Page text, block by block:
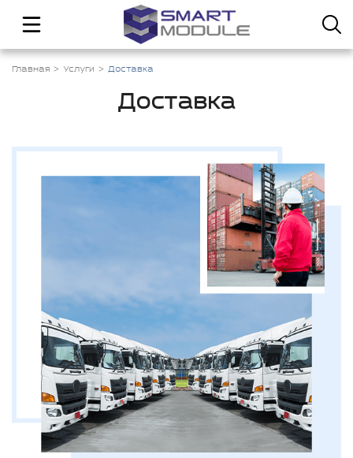
Главная Услуги Доставка
Доставка